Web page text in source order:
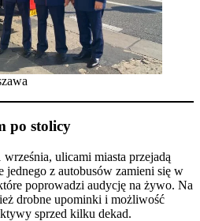
po stolicy
ulicami miasta przejadą
jednego z autobusów zamieni się w
poprowadzi audycję na żywo. Na
drobne upominki i możliwość
sprzed kilku dekad.